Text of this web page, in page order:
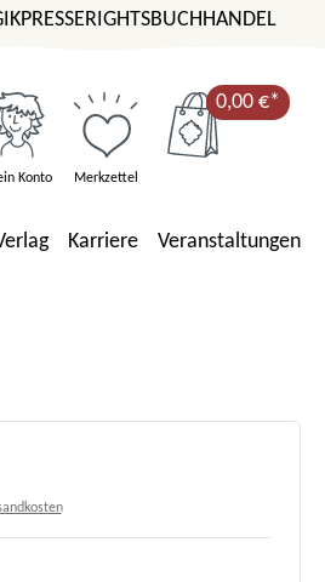
PRESSERIGHTSBUCHHANDEL
Konto Merkzettel
0,00 €*
Karriere Veranstaltungen